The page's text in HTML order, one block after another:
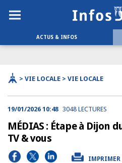
ACTUS & INFOS
> VIE LOCALE > VIE LOCALE
19/01/2026 10:48 3048 LECTURES
MÉDIAS : Étape à Dijon
TV & vous
IMPRIMER